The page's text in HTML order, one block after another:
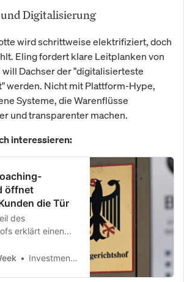
Digitalisierung
wird schrittweise elektrifiziert, doch
Eling fordert klare Leitplanken von
Dachser der "digitalisierteste
werden. Nicht mit Plattform-Hype,
Systeme, die Warenflüsse
und transparenter machen.
interessieren:
öffnet
die Tür
des
erklärt einen
Zulassung für
InvestmentWeek